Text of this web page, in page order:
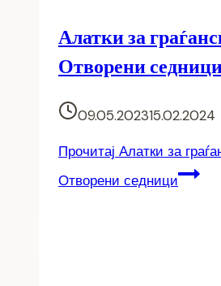
Алатки за
Отворени
09.05.202315.02.2024
Прочитај Алатки за
Отворени седници